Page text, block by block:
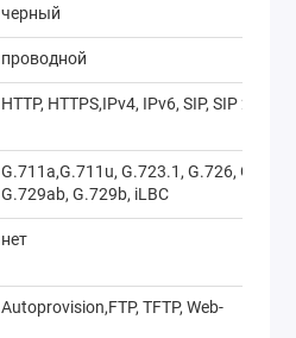
черный
проводной
HTTP, HTTPS,IPv4, IPv6, SIP, SIP 2.0,
G.711a,G.711u, G.723.1, G.726, G.729,
G.729ab, G.729b, iLBC
нет
Autoprovision,FTP, TFTP, Web-